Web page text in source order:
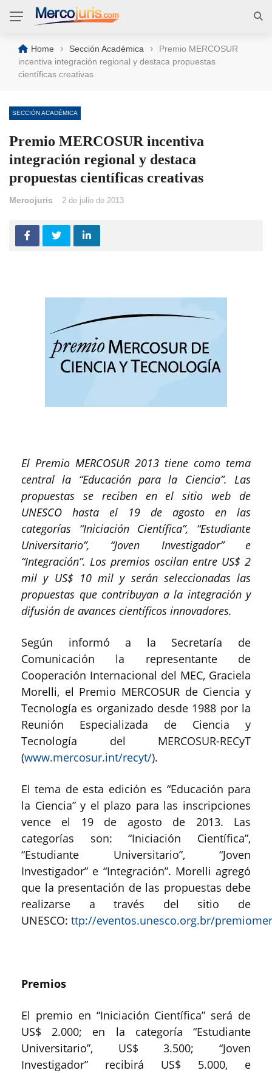
Home › Sección Académica ›
Premio MERCOSUR
incentiva integración regional y destaca propuestas
científicas creativas
SECCIÓN ACADÉMICA
Premio MERCOSUR incentiva
integración regional y destaca
propuestas científicas creativas
Mercojuris 2 de julio de 2013
El Premio MERCOSUR 2013 tiene como tema
central la “Educación para la Ciencia”. Las
propuestas se reciben en el sitio web de
UNESCO hasta el 19 de agosto en las
categorías “Iniciación Científica”, “Estudiante
Universitario”, “Joven Investigador” e
“Integración”. Los premios oscilan entre US$ 2
mil y US$ 10 mil y serán seleccionadas las
propuestas que contribuyan a la integración y
difusión de avances científicos innovadores.
Según informó a la Secretaría de
Comunicación la representante de
Cooperación Internacional del MEC, Graciela
Morelli, el Premio MERCOSUR de Ciencia y
Tecnología es organizado desde 1988 por la
Reunión Especializada de Ciencia y
Tecnología del MERCOSUR-RECyT
(www.mercosur.int/recyt/).
El tema de esta edición es “Educación para
la Ciencia” y el plazo para las inscripciones
vence el 19 de agosto de 2013. Las
categorías son: “Iniciación Científica”,
“Estudiante Universitario”, “Joven
Investigador” e “Integración”. Morelli agregó
que la presentación de las propuestas debe
realizarse a través del sitio de
UNESCO: ttp://eventos.unesco.org.br/
Premios
El premio en “Iniciación Científica” será de
US$ 2.000; en la categoría “Estudiante
Universitario”, US$ 3.500; “Joven
Investigador” recibirá US$ 5.000, e